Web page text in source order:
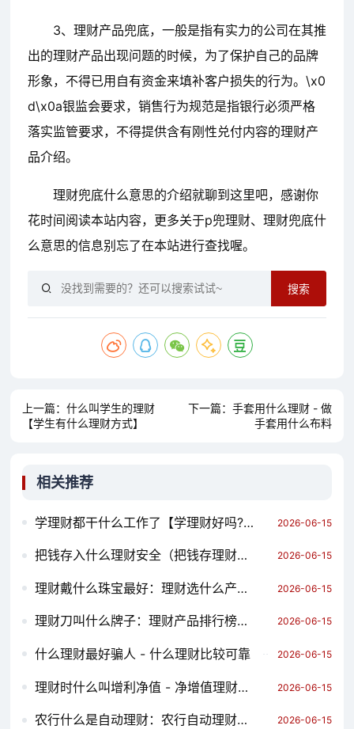
3、理财产品兜底，一般是指有实力的公司在其推
出的理财产品出现问题的时候，为了保护自己的品牌
形象，不得已用自有资金来填补客户损失的行为。\x0
d\x0a银监会要求，销售行为规范是指银行必须严格
落实监管要求，不得提供含有刚性兑付内容的理财产
品介绍。
理财兜底什么意思的介绍就聊到这里吧，感谢你
花时间阅读本站内容，更多关于p兜理财、理财兜底什
么意思的信息别忘了在本站进行查找喔。
搜索
上一篇： 什么叫学生的理财
【学生有什么理财方式】
下一篇：手套用什么理财 - 做
手套用什么布料
相关推荐
学理财都干什么工作了【学理财好吗?】 2026-06-15
把钱存入什么理财安全（把钱存理财安全吗） 2026-06-15
理财戴什么珠宝最好：理财选什么产品比较好 2026-06-15
理财刀叫什么牌子：理财产品排行榜前十名 2026-06-15
什么理财最好骗人 - 什么理财比较可靠 2026-06-15
理财时什么叫增利净值 - 净增值理财产品 2026-06-15
农行什么是自动理财：农行自动理财好不好 2026-06-15